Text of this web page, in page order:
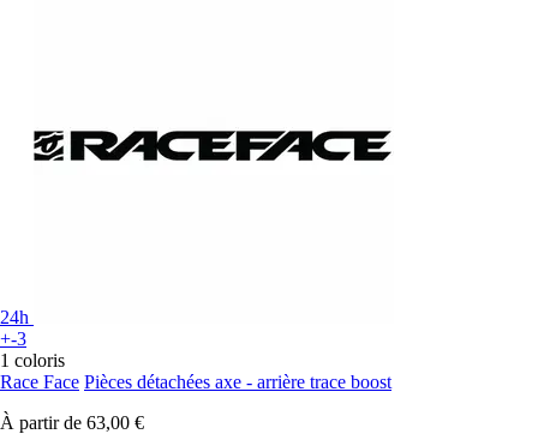
24h
+-3
1 coloris
Race Face Pièces détachées axe - arrière trace boost
À partir de 63,00 €